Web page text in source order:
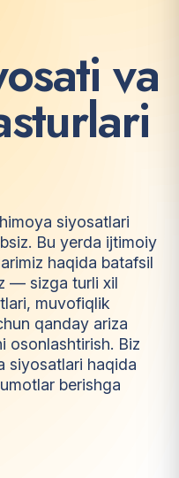
osati va
sturlari
siyosatlari
Bu yerda ijtimoiy
haqida batafsil
— sizga turli xil
muvofiqlik
qanday ariza
osonlashtirish. Biz
siyosatlari haqida
berishga